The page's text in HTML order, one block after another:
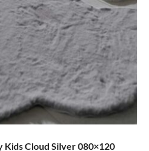
ΣΤΟ ΚΑΛΆΘΙ
Kids Cloud Silver 080×120